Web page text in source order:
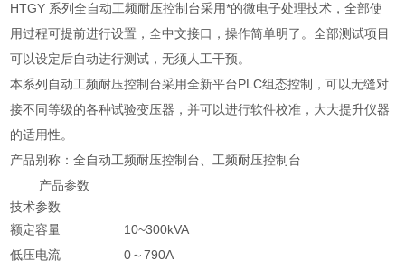
HTGY 系列全自动工频耐压控制台采用*的微电子处理技术，全部使
用过程可提前进行设置，全中文接口，操作简单明了。全部测试项目
可以设定后自动进行测试，无须人工干预。
本系列自动工频耐压控制台采用全新平台PLC组态控制，可以无缝对
接不同等级的各种试验变压器，并可以进行软件校准，大大提升仪器
的适用性。
产品别称：全自动工频耐压控制台、工频耐压控制台
产品参数
技术参数
额定容量
10~300kVA
低压电流
0～790A